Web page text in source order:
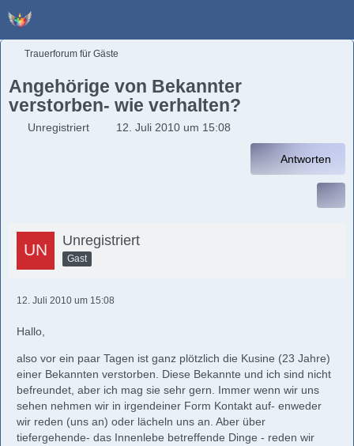
Trauerforum für Gäste
Angehörige von Bekannter
verstorben- wie verhalten?
Unregistriert 12. Juli 2010 um 15:08
Antworten
Unregistriert
Gast
12. Juli 2010 um 15:08
Hallo,
also vor ein paar Tagen ist ganz plötzlich die Kusine (23 Jahre)
einer Bekannten verstorben. Diese Bekannte und ich sind nicht
befreundet, aber ich mag sie sehr gern. Immer wenn wir uns
sehen nehmen wir in irgendeiner Form Kontakt auf- enweder
wir reden (uns an) oder lächeln uns an. Aber über
tiefergehende- das Innenlebe betreffende Dinge - reden wir